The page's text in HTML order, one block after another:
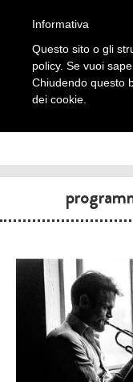
Informativa
Questo sito o gli
policy. Se vuoi
Chiudendo questo
dei cookie.